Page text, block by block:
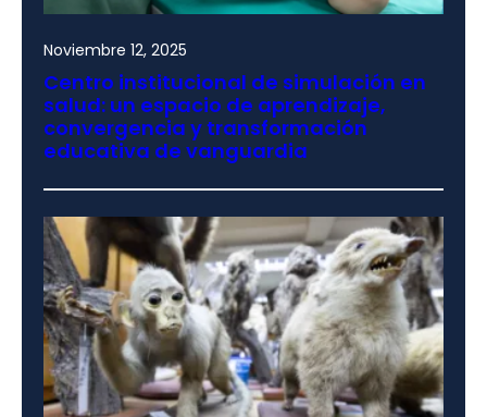
Noviembre 12, 2025
Centro institucional de simulación en
salud: un espacio de aprendizaje,
convergencia y transformación
educativa de vanguardia